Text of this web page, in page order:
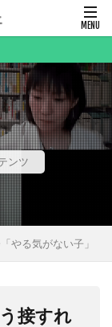
ンツ
やる気がない子」
接すれ